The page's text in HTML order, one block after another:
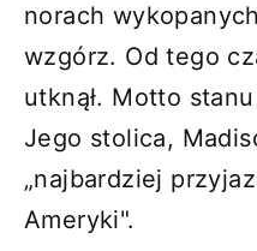
norach
wzgórz. Od tego
utknął. Motto
Jego stolica,
„najbardziej
Ameryki".